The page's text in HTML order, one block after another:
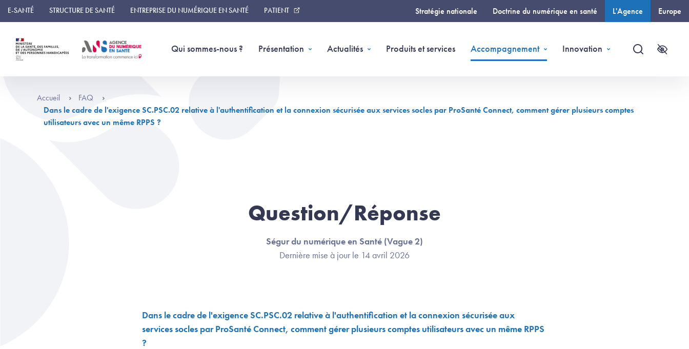
Panneau de gestion des cookies
E-SANTÉ STRUCTURE DE SANTÉ ENTREPRISE DU NUMÉRIQUE EN SANTÉ PATIENT Stratégie nationale Doctrine du numérique en santé L'Agence Europe
Qui sommes-nous ? Présentation Actualités Produits et services Accompagnement Innovation
Recherche
Accueil
FAQ
Dans le cadre de l'exigence SC.PSC.02 relative à l'authentification et la connexion sécurisée aux services socles par ProSanté Connect, comment gérer plusieurs comptes
utilisateurs avec un même RPPS ?
Question/Réponse
Ségur du numérique en Santé (Vague 2)
Dernière mise à jour le 14 avril 2026
Dans le cadre de l'exigence SC.PSC.02 relative à l'authentification et la connexion sécurisée aux
services socles par ProSanté Connect, comment gérer plusieurs comptes utilisateurs avec un même RPPS
?